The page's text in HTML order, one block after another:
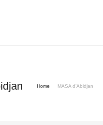
Home MASA d’Abidjan